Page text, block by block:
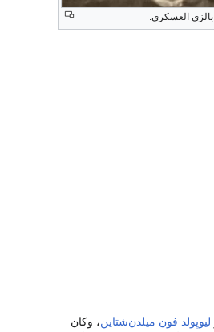
بالزي العسكري.
ليوپولد فون ميلدن‌شتاين، وكان